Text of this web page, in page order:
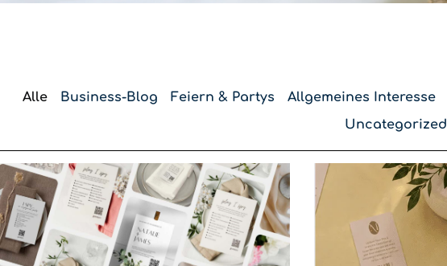
Business-Blog Feiern & Partys Allgemeines Interesse
Uncategorized
Alle